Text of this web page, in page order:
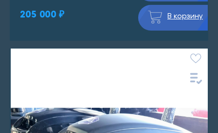
205 000 ₽ В корзину